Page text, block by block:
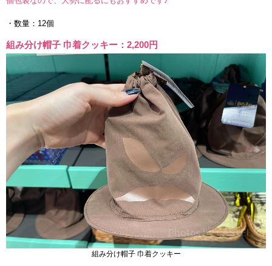
・数量：12個
組み分け帽子 巾着クッキー：2,200円
組み分け帽子 巾着クッキー